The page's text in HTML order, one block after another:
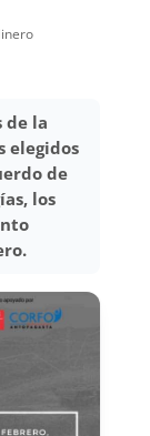
de la
elegidos
de
los